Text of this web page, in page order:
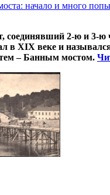
начало и много
соединявший 2-ю и 3-ю
в XIX веке и
– Банным мостом.